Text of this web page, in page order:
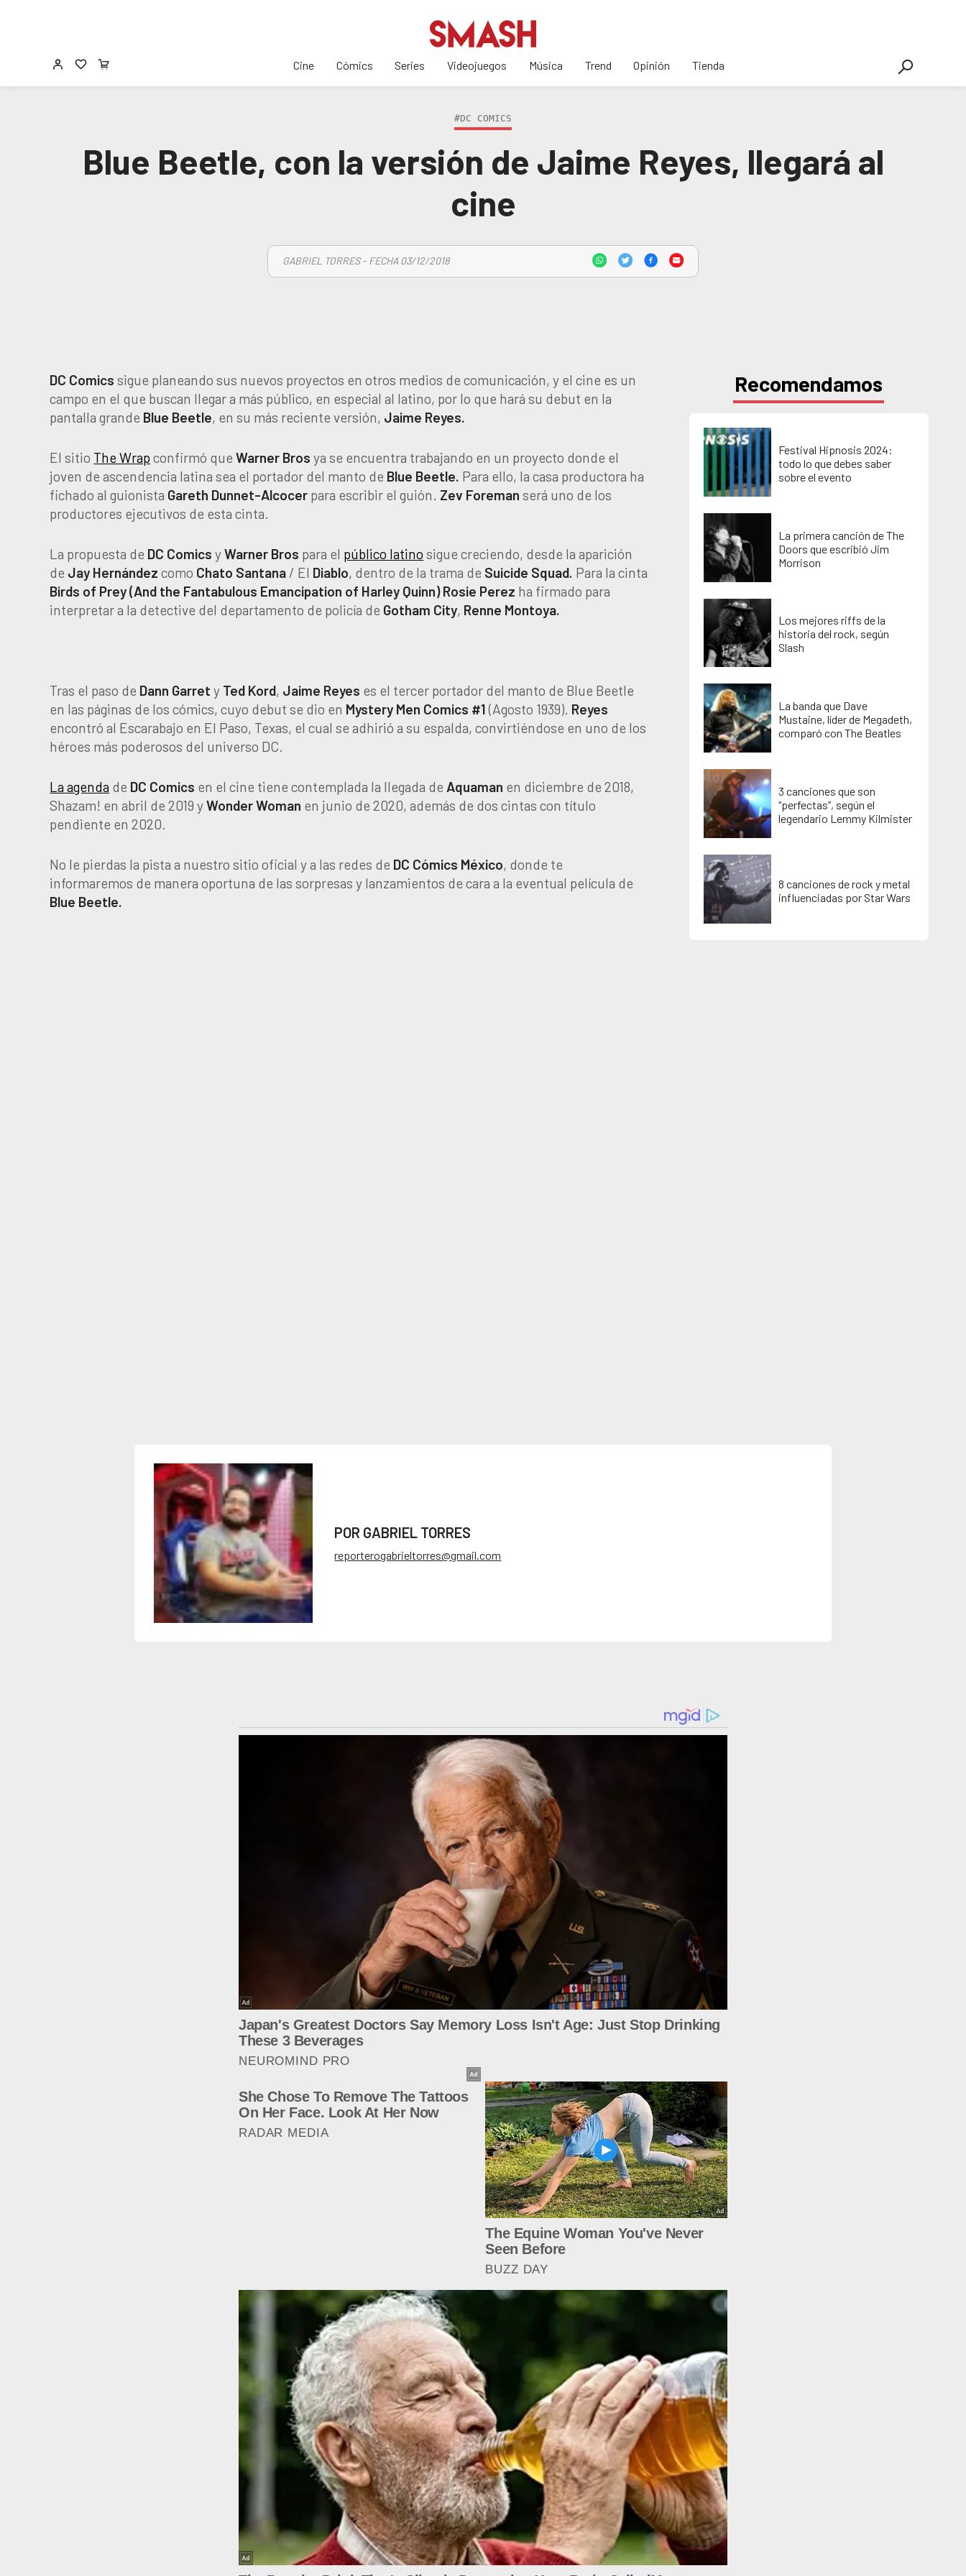
Cine Cómics Series Videojuegos Música Trend Opinión Tienda
#DC COMICS
Blue Beetle, con la versión de Jaime Reyes, llegará al
cine
GABRIEL TORRES - FECHA 03/12/2018
DC Comicssigue planeando sus nuevos proyectos en otros medios de comunicación, y el cine es un
campo en el que buscan llegar a más público, en especial al latino, por lo que hará su debut en la
pantalla grande Blue Beetle, en su más reciente versión, Jaime Reyes.
El sitio The Wrap confirmó queWarner Bros ya se encuentra trabajando en un proyecto donde el
joven de ascendencia latina sea el portador del manto de Blue Beetle. Para ello, la casa productora ha
fichado al guionista Gareth Dunnet-Alcocer para escribir el guión. Zev Foreman será uno de los
productores ejecutivos de esta cinta.
La propuesta de DC Comics yWarner Bros para el público latino sigue creciendo, desde la aparición
de Jay Hernández como Chato Santana / El Diablo, dentro de la trama de Suicide Squad. Para la cinta
Birds of Prey (And the Fantabulous Emancipation of Harley Quinn) Rosie Perez ha firmado para
interpretar a la detective del departamento de policía de Gotham City, Renne Montoya.
Tras el paso de Dann Garret y Ted Kord, Jaime Reyes es el tercer portador del manto de Blue Beetle
en las páginas de los cómics, cuyo debut se dio en Mystery Men Comics #1(Agosto 1939). Reyes
encontró al Escarabajo en El Paso, Texas, el cual se adhirió a su espalda, convirtiéndose en uno de los
héroes más poderosos del universo DC.
La agenda de DC Comics en el cine tiene contemplada la llegada de Aquaman en diciembre de 2018,
Shazam! en abril de 2019 yWonderWoman en junio de 2020, además de dos cintas con título
pendiente en 2020.
No le pierdas la pista a nuestro sitio oficial y a las redes de DC Cómics México, donde te
informaremos de manera oportuna de las sorpresas y lanzamientos de cara a la eventual película de
Blue Beetle.
Recomendamos
Festival Hipnosis 2024:
todo lo que debes saber
sobre el evento
La primera canción de The
Doors que escribió Jim
Morrison
Los mejores riffs de la
historia del rock, según
Slash
La banda que Dave
Mustaine, líder de Megadeth,
comparó con The Beatles
3 canciones que son
“perfectas”, según el
legendario Lemmy Kilmister
8 canciones de rock y metal
influenciadas por Star Wars
POR GABRIEL TORRES
reporterogabrieltorres@gmail.com